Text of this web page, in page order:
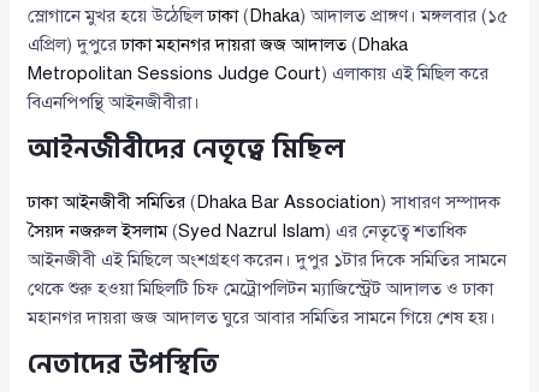
স্লোগানে মুখর হয়ে উঠেছিলঢাকা(Dhaka) আদালত প্রাঙ্গণ। মঙ্গলবার (১৫
এপ্রিল) দুপুরেঢাকা মহানগর দায়রা জজ আদালত(Dhaka
Metropolitan Sessions Judge Court) এলাকায় এই মিছিল করে
বিএনপিপন্থি আইনজীবীরা।
আইনজীবীদের নেতৃত্বে মিছিল
ঢাকা আইনজীবী সমিতির (Dhaka Bar Association) সাধারণ সম্পাদক
সৈয়দ নজরুল ইসলাম(Syed Nazrul Islam) এর নেতৃত্বে শতাধিক
আইনজীবী এই মিছিলে অংশগ্রহণ করেন। দুপুর ১টার দিকে সমিতির সামনে
থেকে শুরু হওয়া মিছিলটি চিফ মেট্রোপলিটন ম্যাজিস্ট্রেট আদালত ও ঢাকা
মহানগর দায়রা জজ আদালত ঘুরে আবার সমিতির সামনে গিয়ে শেষ হয়।
নেতাদের উপস্থিতি